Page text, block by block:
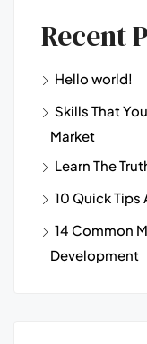
Recent
Hello world!
Skills That
Market
Learn The
10 Quick
14 Common
Development